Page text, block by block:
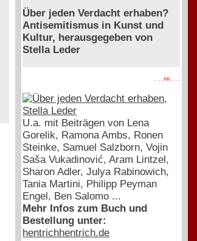
Über jeden Verdacht erhaben?
Antisemitismus in Kunst und
Kultur, herausgegeben von
Stella Leder
. . . . PR . . . .
U.a. mit Beiträgen von Lena
Gorelik, Ramona Ambs, Ronen
Steinke, Samuel Salzborn, Vojin
Saša Vukadinović, Aram Lintzel,
Sharon Adler, Julya Rabinowich,
Tania Martini, Philipp Peyman
Engel, Ben Salomo ...
Mehr Infos zum Buch und
Bestellung unter:
hentrichhentrich.de